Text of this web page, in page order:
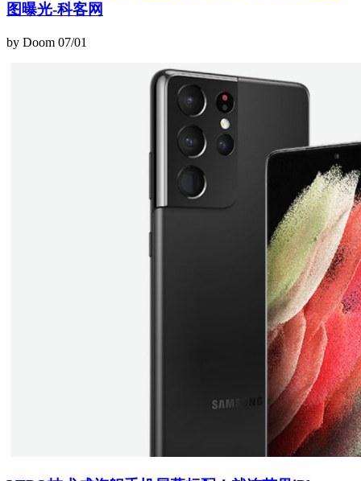
图曝光-科客网
by Doom 07/01